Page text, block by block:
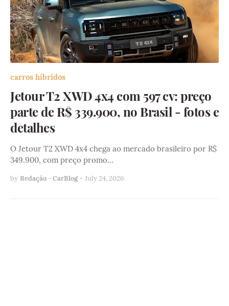
carros híbridos
Jetour T2 XWD 4x4 com 597 cv: preço
parte de R$ 339.900, no Brasil - fotos e
detalhes
O Jetour T2 XWD 4x4 chega ao mercado brasileiro por R$
349.900, com preço promo…
by Redação - CarBlog - July 24, 2026